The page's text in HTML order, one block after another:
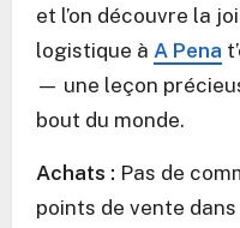
et l’on découvre la
logistique à A Pena
— une leçon
bout du monde.
Achats : Pas de
points de vente